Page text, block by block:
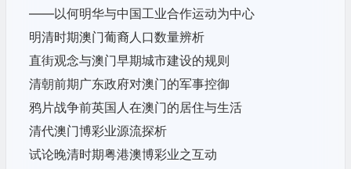
——以何明华与中国工业合作运动为中心
明清时期澳门葡裔人口数量辨析
直街观念与澳门早期城市建设的规则
清朝前期广东政府对澳门的军事控御
鸦片战争前英国人在澳门的居住与生活
清代澳门博彩业源流探析
试论晚清时期粤港澳博彩业之互动